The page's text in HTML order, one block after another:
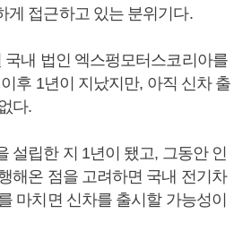
게 접근하고 있는 분위기다.
국내 법인 엑스펑모터스코리아를
후 1년이 지났지만, 아직 신차 출
다.
설립한 지 1년이 됐고, 그동안 인
해온 점을 고려하면 국내 전기차
마치면 신차를 출시할 가능성이